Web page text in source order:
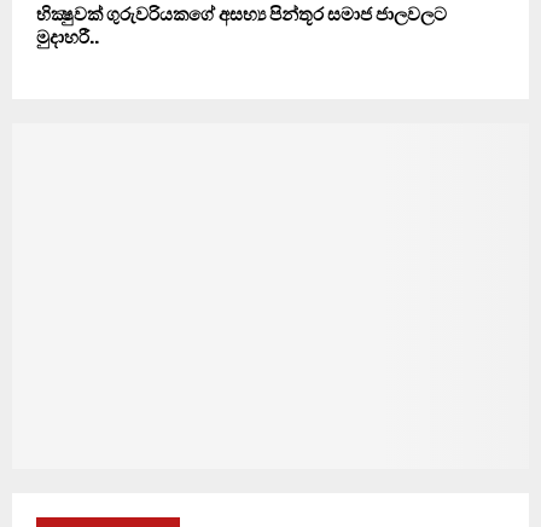
භික්‍ෂුවක් ගුරුවරියකගේ අසභ්‍ය පින්තූර සමාජ ජාලවලට
මුදාහරී..